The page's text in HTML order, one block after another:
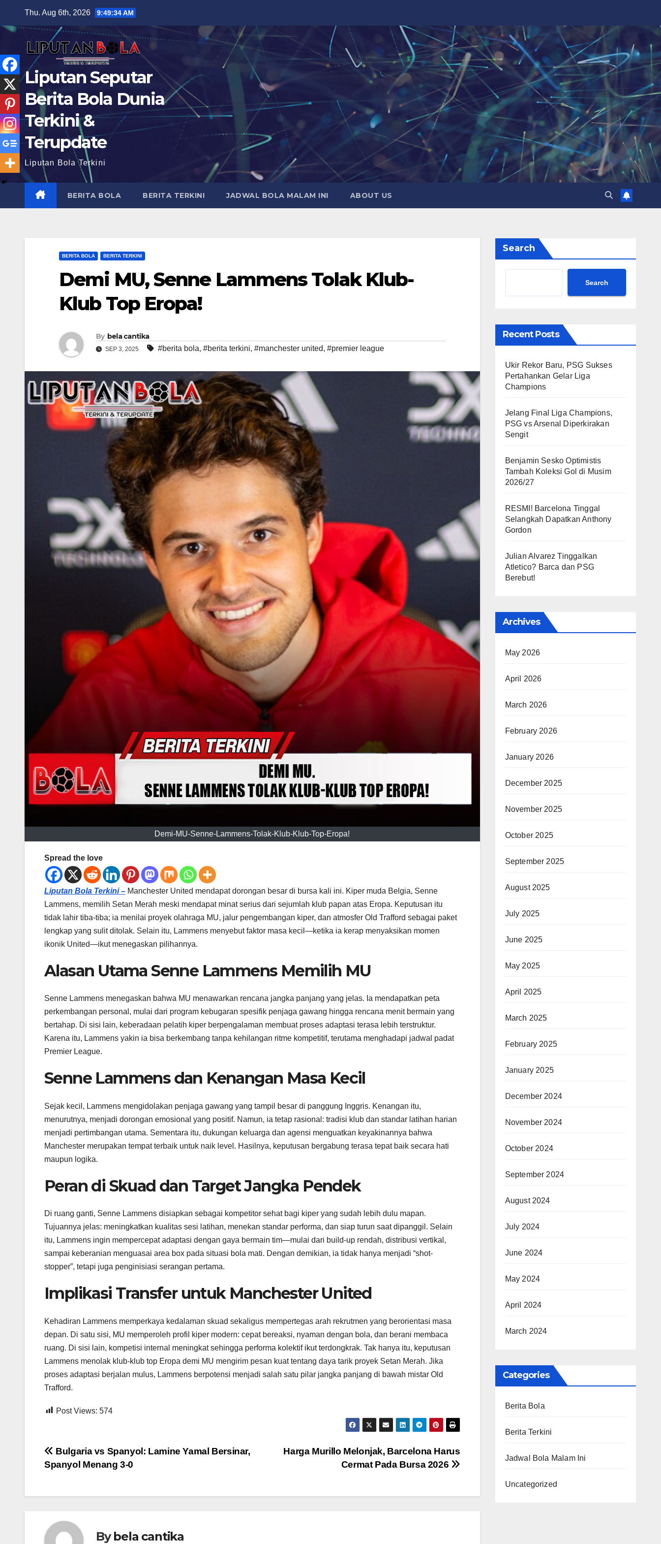
Thu. Aug 6th, 2026 9:49:36 AM
Liputan Seputar
Berita Bola Dunia
Terkini &
Terupdate
Liputan Bola Terkini
BERITA BOLA BERITA TERKINI JADWAL BOLA MALAM INI ABOUT US
BERITA BOLA BERITA TERKINI
Demi MU, Senne Lammens Tolak Klub-
Klub Top Eropa!
By bela cantika
SEP 3, 2025 #berita bola, #berita terkini, #manchester united, #premier league
Demi-MU-Senne-Lammens-Tolak-Klub-Klub-Top-Eropa!
Spread the love
Liputan Bola Terkini – Manchester United mendapat dorongan besar di bursa kali ini. Kiper muda Belgia, Senne
Lammens, memilih Setan Merah meski mendapat minat serius dari sejumlah klub papan atas Eropa. Keputusan itu
tidak lahir tiba-tiba; ia menilai proyek olahraga MU, jalur pengembangan kiper, dan atmosfer Old Trafford sebagai paket
lengkap yang sulit ditolak. Selain itu, Lammens menyebut faktor masa kecil—ketika ia kerap menyaksikan momen
ikonik United—ikut menegaskan pilihannya.
Alasan Utama Senne Lammens Memilih MU
Senne Lammens menegaskan bahwa MU menawarkan rencana jangka panjang yang jelas. Ia mendapatkan peta
perkembangan personal, mulai dari program kebugaran spesifik penjaga gawang hingga rencana menit bermain yang
bertahap. Di sisi lain, keberadaan pelatih kiper berpengalaman membuat proses adaptasi terasa lebih terstruktur.
Karena itu, Lammens yakin ia bisa berkembang tanpa kehilangan ritme kompetitif, terutama menghadapi jadwal padat
Premier League.
Senne Lammens dan Kenangan Masa Kecil
Sejak kecil, Lammens mengidolakan penjaga gawang yang tampil besar di panggung Inggris. Kenangan itu,
menurutnya, menjadi dorongan emosional yang positif. Namun, ia tetap rasional: tradisi klub dan standar latihan harian
menjadi pertimbangan utama. Sementara itu, dukungan keluarga dan agensi menguatkan keyakinannya bahwa
Manchester merupakan tempat terbaik untuk naik level. Hasilnya, keputusan bergabung terasa tepat baik secara hati
maupun logika.
Peran di Skuad dan Target Jangka Pendek
Di ruang ganti, Senne Lammens disiapkan sebagai kompetitor sehat bagi kiper yang sudah lebih dulu mapan.
Tujuannya jelas: meningkatkan kualitas sesi latihan, menekan standar performa, dan siap turun saat dipanggil. Selain
itu, Lammens ingin mempercepat adaptasi dengan gaya bermain tim—mulai dari build-up rendah, distribusi vertikal,
sampai keberanian menguasai area box pada situasi bola mati. Dengan demikian, ia tidak hanya menjadi “shot-
stopper”, tetapi juga penginisiasi serangan pertama.
Implikasi Transfer untuk Manchester United
Kehadiran Lammens memperkaya kedalaman skuad sekaligus mempertegas arah rekrutmen yang berorientasi masa
depan. Di satu sisi, MU memperoleh profil kiper modern: cepat bereaksi, nyaman dengan bola, dan berani membaca
ruang. Di sisi lain, kompetisi internal meningkat sehingga performa kolektif ikut terdongkrak. Tak hanya itu, keputusan
Lammens menolak klub-klub top Eropa demi MU mengirim pesan kuat tentang daya tarik proyek Setan Merah. Jika
proses adaptasi berjalan mulus, Lammens berpotensi menjadi salah satu pilar jangka panjang di bawah mistar Old
Trafford.
Post Views: 574
Post
navigation
Harga Murillo Melonjak, Barcelona Harus
Cermat Pada Bursa 2026
Bulgaria vs Spanyol: Lamine Yamal Bersinar,
Spanyol Menang 3-0
Bybela cantika
Search
Search
Recent Posts
Ukir Rekor Baru, PSG Sukses
Pertahankan Gelar Liga
Champions
Jelang Final Liga Champions,
PSG vs Arsenal Diperkirakan
Sengit
Benjamin Sesko Optimistis
Tambah Koleksi Gol di Musim
2026/27
RESMI! Barcelona Tinggal
Selangkah Dapatkan Anthony
Gordon
Julian Alvarez Tinggalkan
Atletico? Barca dan PSG
Berebut!
Archives
May 2026
April 2026
March 2026
February 2026
January 2026
December 2025
November 2025
October 2025
September 2025
August 2025
July 2025
June 2025
May 2025
April 2025
March 2025
February 2025
January 2025
December 2024
November 2024
October 2024
September 2024
August 2024
July 2024
June 2024
May 2024
April 2024
March 2024
Categories
Berita Bola
Berita Terkini
Jadwal Bola Malam Ini
Uncategorized